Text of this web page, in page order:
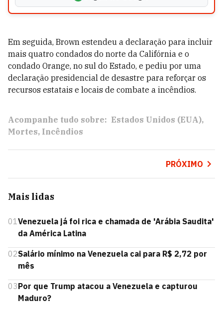
Em seguida, Brown estendeu a declaração para incluir
mais quatro condados do norte da Califórnia e o
condado Orange, no sul do Estado, e pediu por uma
declaração presidencial de desastre para reforçar os
recursos estatais e locais de combate a incêndios.
Acompanhe tudo sobre: Estados Unidos (EUA)
Mortes Incêndios
PRÓXIMO
Mais lidas
01Venezuela já foi rica e chamada de 'Arábia Saudita'
da América Latina
02Salário mínimo na Venezuela cai para R$ 2,72 por
mês
03Por que Trump atacou a Venezuela e capturou
Maduro?